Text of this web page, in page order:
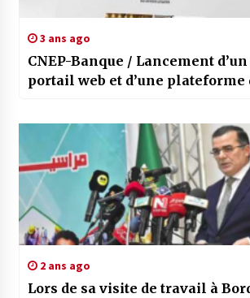
3 ans ago
CNEP-Banque / Lancement
portail web et d’une
2 ans ago
Lors de sa visite de travail à